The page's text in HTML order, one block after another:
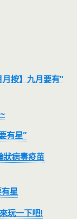
月按】九月要有”
有星”
狀病毒疫苗
有星
玩一下吧!